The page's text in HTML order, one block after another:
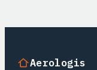
Aerologis